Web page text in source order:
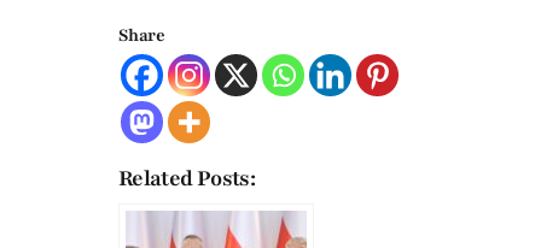
Share
Related Posts: